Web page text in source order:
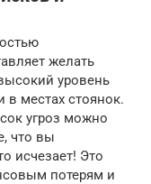
желать
уровень
в местах стоянок.
угроз можно
что вы
исчезает! Это
потерям и